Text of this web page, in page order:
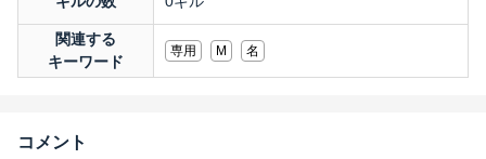
関連する
キーワード
専用 M 名
コメント